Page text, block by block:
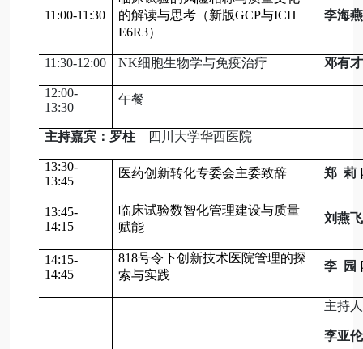
11:00-11:30
的解读与思考（新版GCP与ICH
E6R3）
李海燕
11:30-12:00 NK细胞生物学与免疫治疗 邓有
12:00-
13:30
午餐
主持嘉宾：罗柱 四川大学华西医院
13:30-
13:45
医药创新转化专委会主委致辞 郑 莉
13:45-
14:15
临床试验数智化管理建设与质量
赋能
刘燕飞
14:15-
14:45
818号令下创新技术医院管理的探
索与实践
李 园
主持
李亚伦